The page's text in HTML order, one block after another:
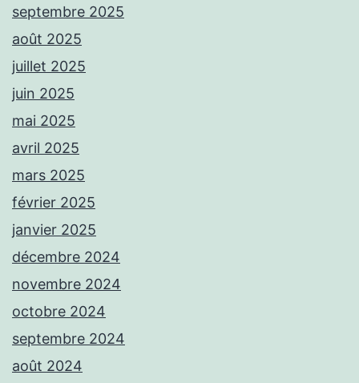
septembre 2025
août 2025
juillet 2025
juin 2025
mai 2025
avril 2025
mars 2025
février 2025
janvier 2025
décembre 2024
novembre 2024
octobre 2024
septembre 2024
août 2024